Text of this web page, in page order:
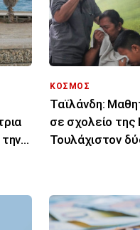
ΚΟΣΜΟΣ
Ταϊλάνδη:
σε σχολείο
Τουλάχιστον